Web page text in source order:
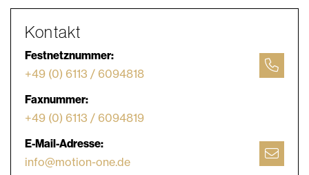
Kontakt
Festnetznummer:
+49 (0) 6113 / 6094818
Faxnummer:
+49 (0) 6113 / 6094819
E-Mail-Adresse:
info@motion-one.de